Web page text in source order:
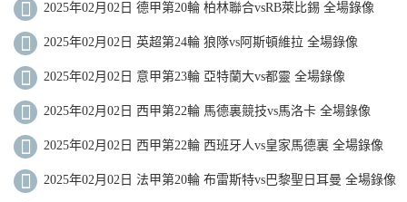
2025年02月02日 德甲第20輪 柏林聯合vsRB萊比錫 全場錄像
2025年02月02日 英超第24輪 狼隊vs阿斯頓維拉 全場錄像
2025年02月02日 意甲第23輪 亞特蘭大vs都靈 全場錄像
2025年02月02日 西甲第22輪 馬德裏競技vs馬洛卡 全場錄像
2025年02月02日 西甲第22輪 西班牙人vs皇家馬德裏 全場錄像
2025年02月02日 法甲第20輪 布雷斯特vs巴黎聖日耳曼 全場錄像